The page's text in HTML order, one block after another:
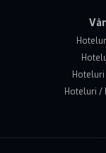
Hoteluri /